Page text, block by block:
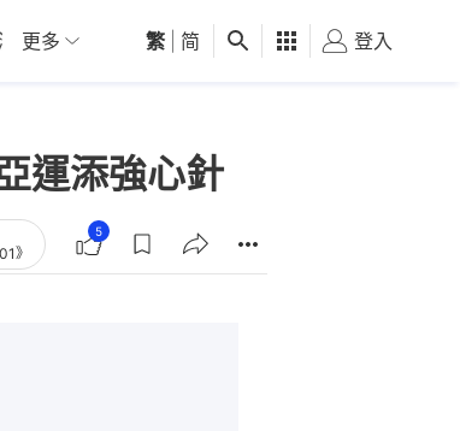
01深圳 觀點 健康 好食玩飛
更多 繁 简 登入
運添強心針
》
5